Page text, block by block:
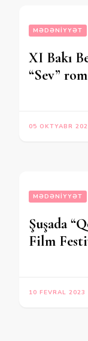
MƏDƏNIYYƏT
XI Bakı
“Sev”
05 OKTYABR
MƏDƏNIYYƏT
Şuşada
Film
10 FEVRAL 2023